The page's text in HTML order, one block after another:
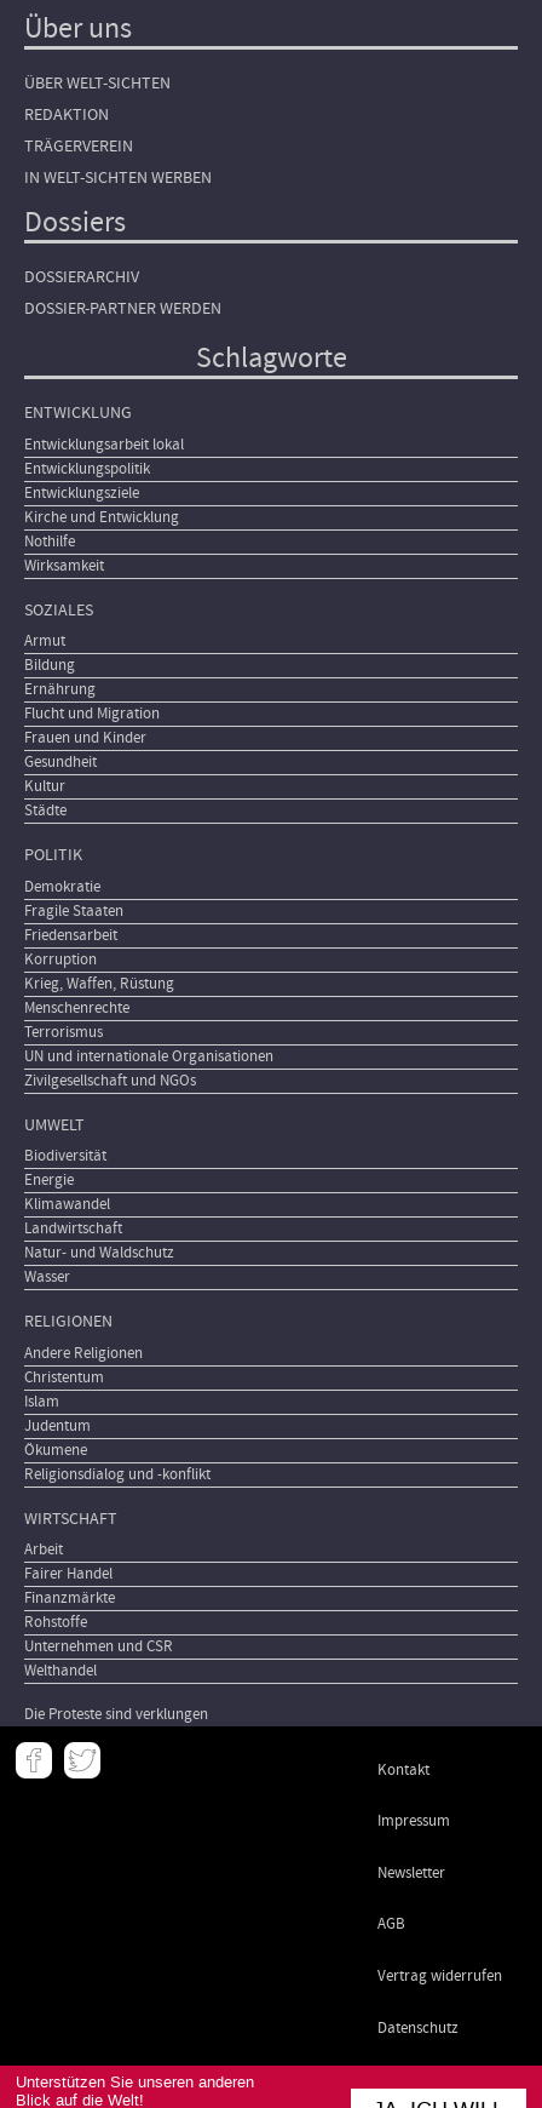
Unterstützen Sie unseren anderen
Blick auf die Welt!
Über uns
ÜBER WELT-SICHTEN
REDAKTION
TRÄGERVEREIN
IN WELT-SICHTEN WERBEN
Dossiers
DOSSIERARCHIV
DOSSIER-PARTNER WERDEN
Schlagworte
ENTWICKLUNG
Entwicklungsarbeit lokal
Entwicklungspolitik
Entwicklungsziele
Kirche und Entwicklung
Nothilfe
Wirksamkeit
SOZIALES
Armut
Bildung
Ernährung
Flucht und Migration
Frauen und Kinder
Gesundheit
Kultur
Städte
POLITIK
Demokratie
Fragile Staaten
Friedensarbeit
Korruption
Krieg, Waffen, Rüstung
Menschenrechte
Terrorismus
UN und internationale Organisationen
Zivilgesellschaft und NGOs
UMWELT
Biodiversität
Energie
Klimawandel
Landwirtschaft
Natur- und Waldschutz
Wasser
RELIGIONEN
Andere Religionen
Christentum
Islam
Judentum
Ökumene
Religionsdialog und -konflikt
WIRTSCHAFT
Arbeit
Fairer Handel
Finanzmärkte
Rohstoffe
Unternehmen und CSR
Welthandel
Die Proteste sind verklungen
Meta
- Kontakt
Impressum
Newsletter
AGB
Vertrag widerrufen
Datenschutz